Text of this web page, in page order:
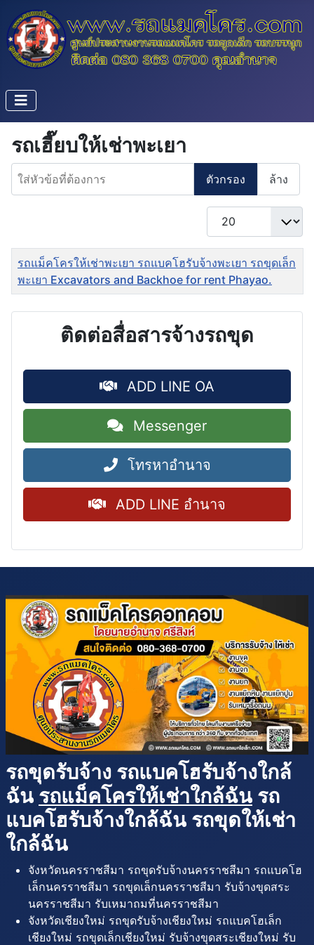
รถเฮี๊ยบให้เช่าพะเยา
ใส่หัวข้อที่ต้องการ
ตัวกรอง ล้าง
แสดง #
ชื่อ
รถแม็คโครให้เช่าพะเยา รถแบคโฮรับจ้างพะเยา รถขุดเล็ก
พะเยา Excavators and Backhoe for rent Phayao.
ติดต่อสื่อสารจ้างรถขุด
ADD LINE OA
Messenger
โทรหาอำนาจ
ADD LINE อำนาจ
รถขุดรับจ้าง รถแบคโฮรับจ้างใกล้
ฉัน รถแม็คโครให้เช่าใกล้ฉัน รถ
แบคโฮรับจ้างใกล้ฉัน รถขุดให้เช่า
ใกล้ฉัน
จังหวัดนครราชสีมา รถขุดรับจ้างนครราชสีมา รถแบคโฮ
เล็กนครราชสีมา รถขุดเล็กนครราชสีมา รับจ้างขุดสระ
นครราชสีมา รับเหมาถมที่นครราชสีมา
จังหวัดเชียงใหม่ รถขุดรับจ้างเชียงใหม่ รถแบคโฮเล็ก
เชียงใหม่ รถขุดเล็กเชียงใหม่ รับจ้างขุดสระเชียงใหม่ รับ